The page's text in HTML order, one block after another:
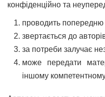
конфіденційно та
проводить попередню
звертається до
за потреби залучає
може передати
іншому